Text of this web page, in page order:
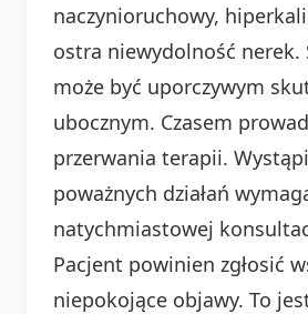
naczynioruchowy,
ostra niewydolność nerek.
może być uporczywym
ubocznym. Czasem
przerwania terapii.
poważnych działań
natychmiastowej
Pacjent powinien zgłosić
niepokojące objawy. To